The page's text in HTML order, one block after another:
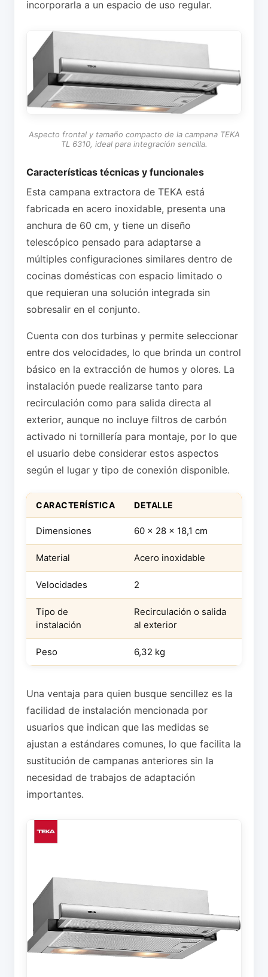
incorporarla a un espacio de uso regular.
Aspecto frontal y tamaño compacto de la campana TEKA
TL 6310, ideal para integración sencilla.
Características técnicas y funcionales
Esta campana extractora de TEKA está
fabricada en acero inoxidable, presenta una
anchura de 60 cm, y tiene un diseño
telescópico pensado para adaptarse a
múltiples configuraciones similares dentro de
cocinas domésticas con espacio limitado o
que requieran una solución integrada sin
sobresalir en el conjunto.
Cuenta con dos turbinas y permite seleccionar
entre dos velocidades, lo que brinda un control
básico en la extracción de humos y olores. La
instalación puede realizarse tanto para
recirculación como para salida directa al
exterior, aunque no incluye filtros de carbón
activado ni tornillería para montaje, por lo que
el usuario debe considerar estos aspectos
según el lugar y tipo de conexión disponible.
CARACTERÍSTICA DETALLE
Dimensiones 60 x 28 x 18,1 cm
Material Acero inoxidable
Velocidades 2
Tipo de
instalación
Recirculación o salida
al exterior
Peso 6,32 kg
Una ventaja para quien busque sencillez es la
facilidad de instalación mencionada por
usuarios que indican que las medidas se
ajustan a estándares comunes, lo que facilita la
sustitución de campanas anteriores sin la
necesidad de trabajos de adaptación
importantes.